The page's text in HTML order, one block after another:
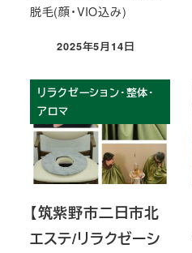
脱毛(顔・VIO込み)
投稿日
2025年5月14日
リラクゼーション・整体・
アロマ
【筑紫野市二日市北
エステ/リラクゼーシ